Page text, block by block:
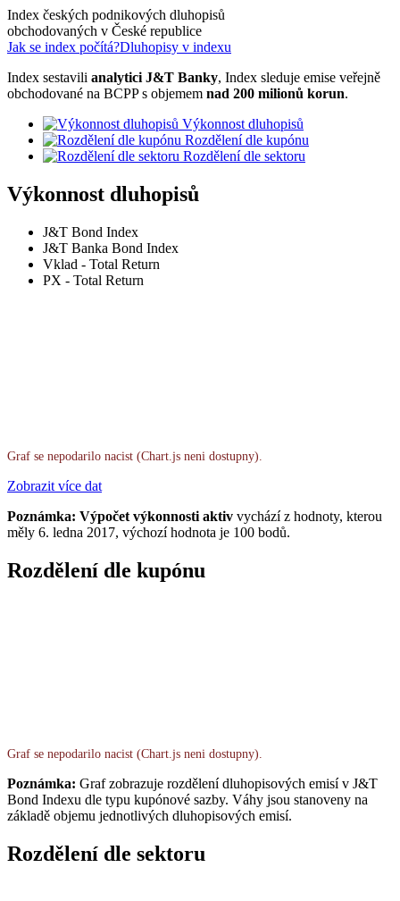
Index českých podnikových dluhopisů
obchodovaných v České republice
Jak se index počítá?Dluhopisy v indexu
Index sestavili analytici J&T Banky, Index sleduje emise veřejně
obchodované na BCPP s objemem nad 200 milionů korun.
Výkonnost dluhopisů
Rozdělení dle kupónu
Rozdělení dle sektoru
Výkonnost dluhopisů
J&T Bond Index
J&T Banka Bond Index
Vklad - Total Return
PX - Total Return
Graf se nepodarilo nacist (Chart.js neni dostupny).
Zobrazit více dat
Poznámka: Výpočet výkonnosti aktiv vychází z hodnoty, kterou
měly 6. ledna 2017, výchozí hodnota je 100 bodů.
Rozdělení dle kupónu
Graf se nepodarilo nacist (Chart.js neni dostupny).
Poznámka: Graf zobrazuje rozdělení dluhopisových emisí v J&T
Bond Indexu dle typu kupónové sazby. Váhy jsou stanoveny na
základě objemu jednotlivých dluhopisových emisí.
Rozdělení dle sektoru